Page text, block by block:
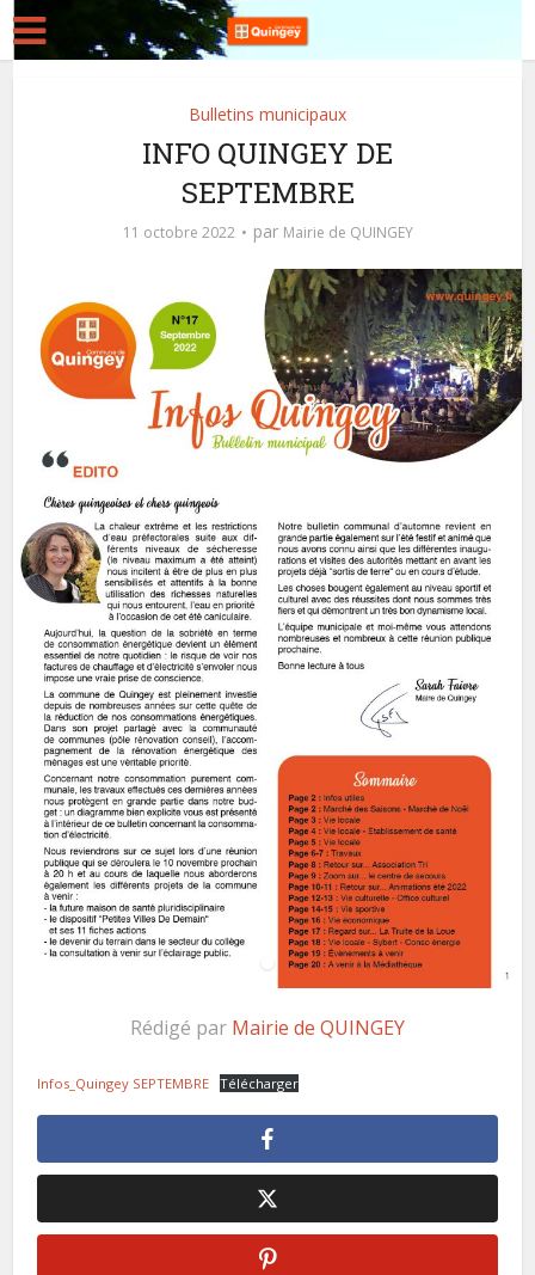
Bulletins municipaux
INFO QUINGEY DE
SEPTEMBRE
11 octobre 2022 par Mairie de QUINGEY
Rédigé par Mairie de QUINGEY
Infos_Quingey SEPTEMBRE Télécharger